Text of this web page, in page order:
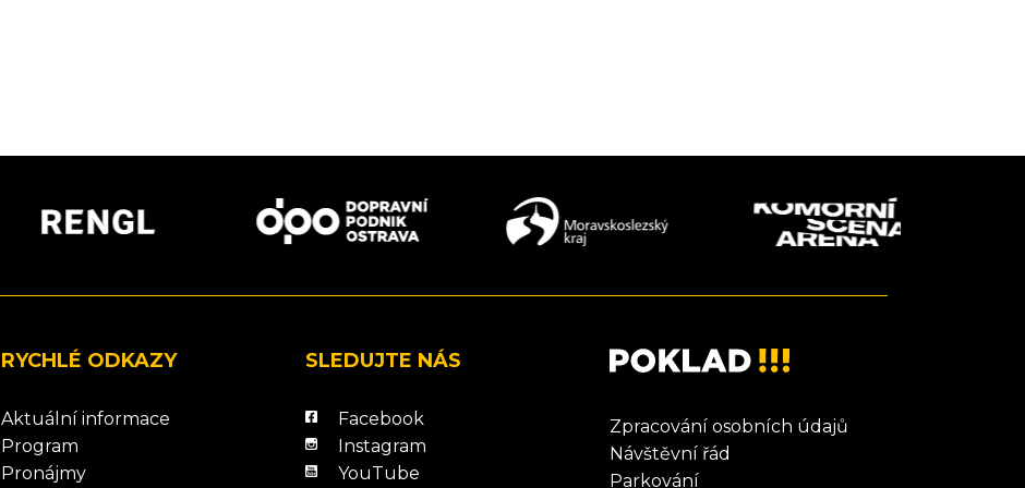
RYCHLÉ ODKAZY
Aktuální informace
Program
Pronájmy
SLEDUJTE NÁS
Facebook
Instagram
YouTube
Zpracování osobních údajů
Návštěvní řád
Parkování